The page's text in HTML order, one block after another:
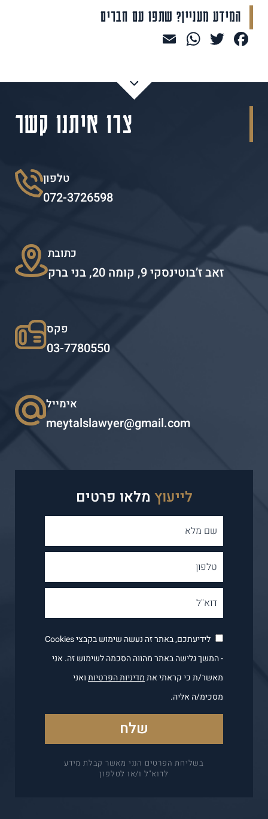
המידע מעניין? שתפו עם חברים
Facebook
Twitter
WhatsApp
צרו איתנו קשר
טלפון
072-3726598
כתובת
זאב ז’בוטינסקי 9, קומה 20, בני ברק
פקס
03-7780550
אימייל
meytalslawyer@gmail.com
לייעוץ מלאו פרטים
לידיעתכם, באתר זה נעשה שימוש בקבצי Cookies
- המשך גלישה באתר מהווה הסכמה לשימוש זה. אני
מאשר/ת כי קראתי אתמדיניות הפרטיותואני
מסכימ/ה אליה.
בשליחת הפרטים הנני מאשר קבלת מידע
לדוא"ל ו/או לטלפון